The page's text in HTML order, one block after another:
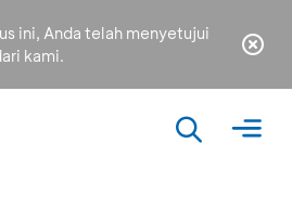
ini, Anda telah menyetujui
kami.